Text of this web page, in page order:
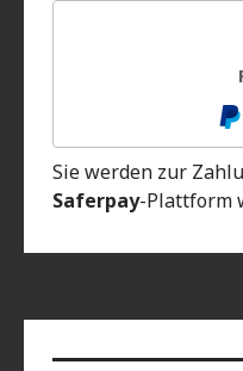
Sie werden zur
Saferpay-Plattform